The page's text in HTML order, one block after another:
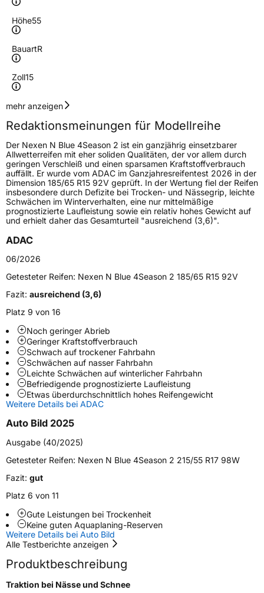
Höhe55
BauartR
Zoll15
Geschwindigkeitsindex
Höchstgeschwindigkeit
210 km/h
Lastindex82
Höchstlast475 kg
Gewicht (in kg)6,984 kg
Generelle Merkmale
Fahrzeugtyp
Verwendung
ModellnameN Blue 4Season 2
FahrzeugartPKW & SUV
Weitere Eigenschaften
SchlauchtypTL
ZustandNeureifen
EU Label
NasshaftungB
Rollgeräusch (Klasse)B
mehr anzeigen
Redaktionsmeinungen für Modellreihe
Der Nexen N Blue 4Season 2 ist ein ganzjährig einsetzbarer
Allwetterreifen mit eher soliden Qualitäten, der vor allem durch
geringen Verschleiß und einen sparsamen Kraftstoffverbrauch
auffällt. Er wurde vom ADAC im Ganzjahresreifentest 2026 in der
Dimension 185/65 R15 92V geprüft. In der Wertung fiel der Reifen
insbesondere durch Defizite bei Trocken- und Nässegrip, leichte
Schwächen im Winterverhalten, eine nur mittelmäßige
prognostizierte Laufleistung sowie ein relativ hohes Gewicht auf
und erhielt daher das Gesamturteil "ausreichend (3,6)".
ADAC
06/2026
Getesteter Reifen: Nexen N Blue 4Season 2 185/65 R15 92V
Fazit: ausreichend (3,6)
Platz 9 von 16
Noch geringer Abrieb
Geringer Kraftstoffverbrauch
Schwach auf trockener Fahrbahn
Schwächen auf nasser Fahrbahn
Leichte Schwächen auf winterlicher Fahrbahn
Befriedigende prognostizierte Laufleistung
Etwas überdurchschnittlich hohes Reifengewicht
Weitere Details bei ADAC
Auto Bild 2025
Ausgabe (40/2025)
Getesteter Reifen: Nexen N Blue 4Season 2 215/55 R17 98W
Fazit: gut
Platz 6 von 11
Gute Leistungen bei Trockenheit
Keine guten Aquaplaning-Reserven
Weitere Details bei Auto Bild
Alle Testberichte anzeigen
Produktbeschreibung
Traktion bei Nässe und Schnee